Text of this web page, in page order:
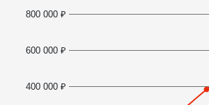
400 000 ₽
600 000 ₽
800 000 ₽